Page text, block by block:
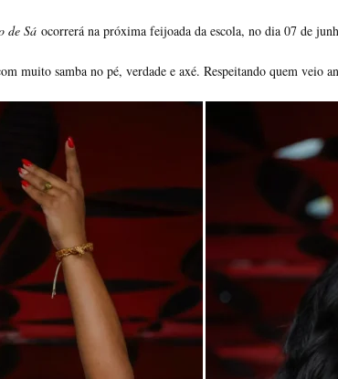
de Sáocorrerá na próxima feijoada da escola, no dia 07 de
muito samba no pé, verdade e axé. Respeitando quem veio